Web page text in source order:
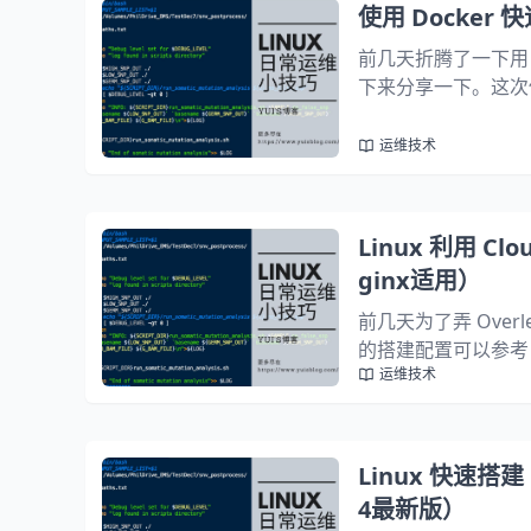
使用 Docker
前几天折腾了一下
下来分享一下。这
运维技术
Linux 利用
ginx适用）
前几天为了弄
的搭建配置可以参
（2024最新版）》
运维技术
Linux 快速搭
4最新版）